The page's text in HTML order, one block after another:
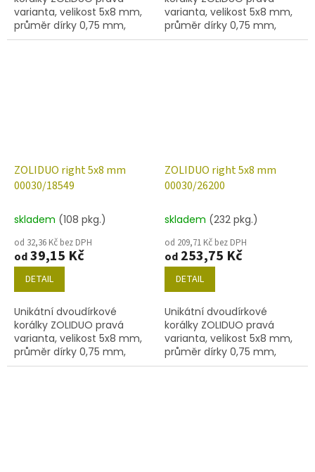
varianta, velikost 5x8 mm,
průměr dírky 0,75 mm,
obsah balení 20 ks nebo
varianta, velikost 5x8 mm,
průměr dírky 0,75 mm,
obsah balení 20 ks nebo
ZOLIDUO right 5x8 mm
00030/18549
skladem (108 pkg.)
od 32,36 Kč bez DPH
od39,15 Kč
DETAIL
Unikátní dvoudírkové
korálky ZOLIDUO pravá
varianta, velikost 5x8 mm,
průměr dírky 0,75 mm,
obsah balení 20 ks nebo
ZOLIDUO right 5x8 mm
00030/26200
skladem (232 pkg.)
od 209,71 Kč bez DPH
od 253,75 Kč
DETAIL
Unikátní dvoudírkové
korálky ZOLIDUO pravá
varianta, velikost 5x8 mm,
průměr dírky 0,75 mm,
obsah balení 20 ks nebo